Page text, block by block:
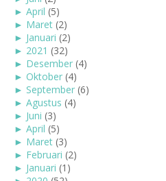
► April (5)
► Maret (2)
► Januari (2)
► 2021 (32)
► Desember (4)
► Oktober (4)
► September (6)
► Agustus (4)
► Juni (3)
► April (5)
► Maret (3)
► Februari (2)
► Januari (1)